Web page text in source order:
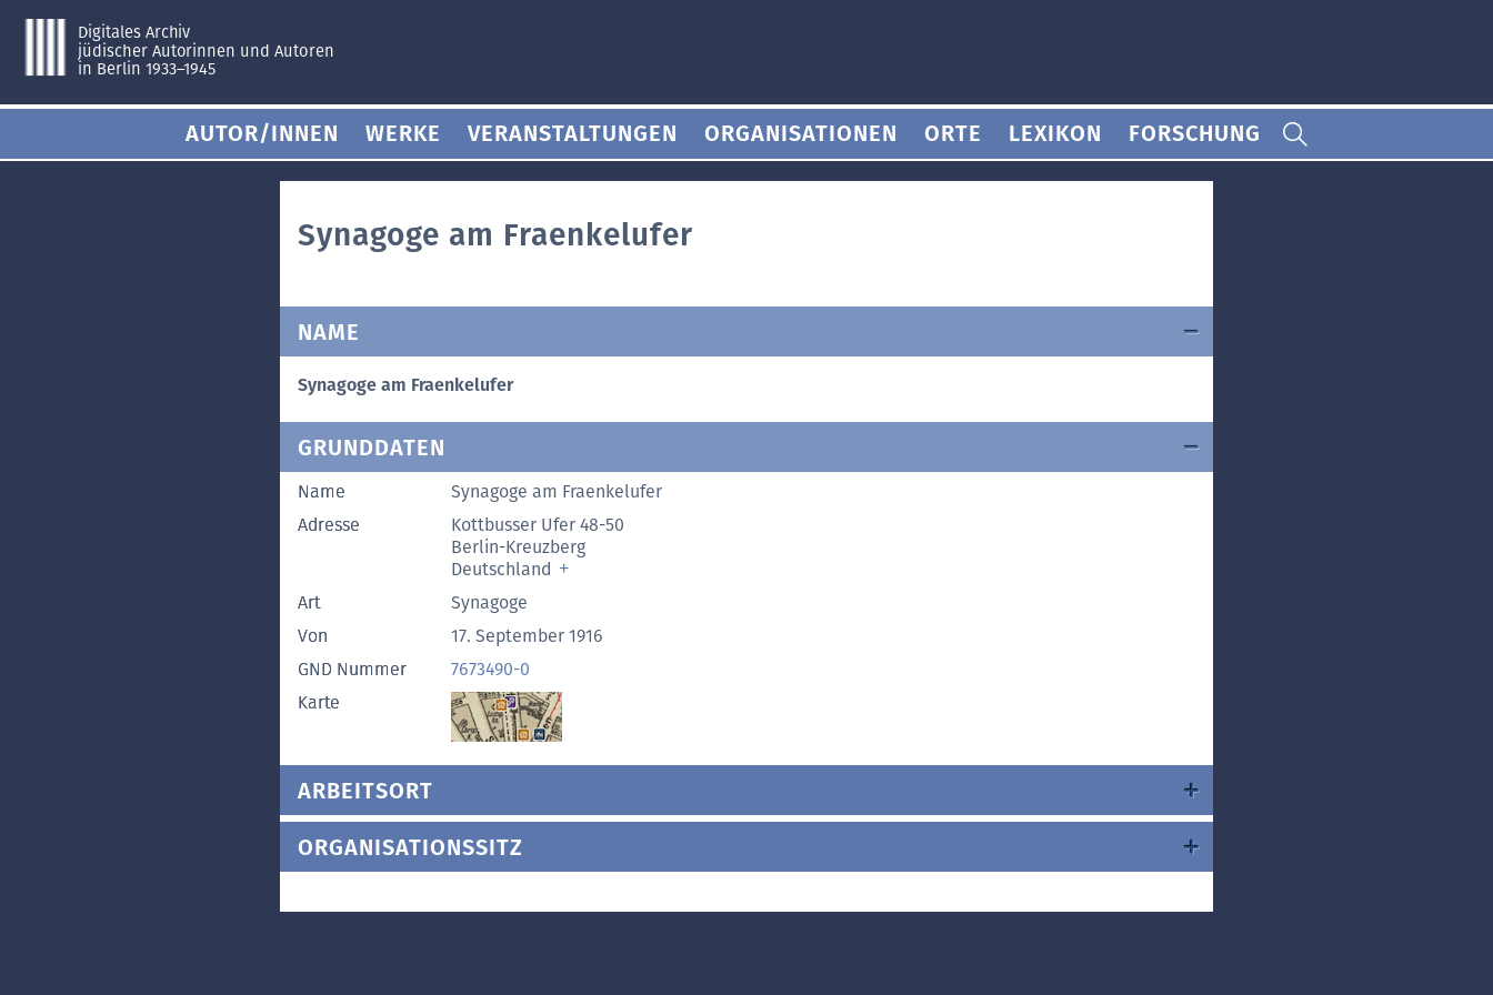
Digitales Archiv
jüdischer Autorinnen und Autoren
in Berlin 1933–1945
AUTOR/INNEN WERKE VERANSTALTUNGEN ORGANISATIONEN ORTE LEXIKON FORSCHUNG
Synagoge am Fraenkelufer
NAME
Synagoge am Fraenkelufer
GRUNDDATEN
Name
Synagoge am Fraenkelufer
Adresse
Kottbusser Ufer 48-50
Berlin-Kreuzberg
Deutschland
Art
Synagoge
Von
17. September 1916
GND Nummer
7673490-0
Karte
ARBEITSORT
ORGANISATIONSSITZ